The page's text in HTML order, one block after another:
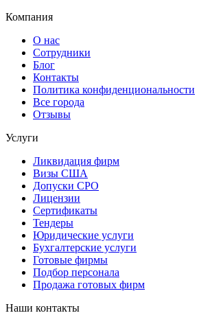
Компания
О нас
Сотрудники
Блог
Контакты
Политика конфиденциональности
Все города
Отзывы
Услуги
Ликвидация фирм
Визы США
Допуски СРО
Лицензии
Сертификаты
Тендеры
Юридические услуги
Бухгалтерские услуги
Готовые фирмы
Подбор персонала
Продажа готовых фирм
Наши контакты